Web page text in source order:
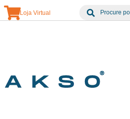
Loja Virtual